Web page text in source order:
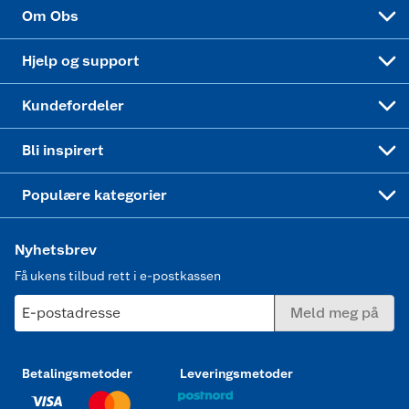
Om Obs
Hjelp og support
Kundefordeler
Bli inspirert
Populære kategorier
Nyhetsbrev
Få ukens tilbud rett i e-postkassen
E-postadresse Meld meg på
Betalingsmetoder Leveringsmetoder